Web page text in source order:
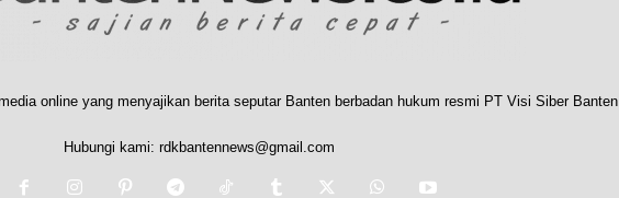
online yang menyajikan berita seputar Banten berbadan hukum resmi PT Visi Siber Banten
Hubungi kami: rdkbantennews@gmail.com